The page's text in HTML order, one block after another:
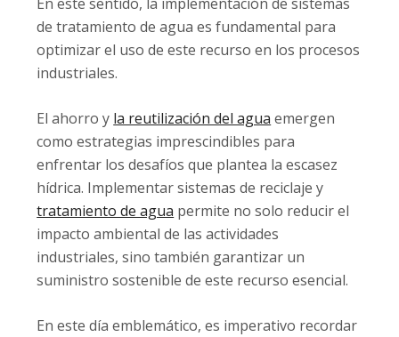
de tratamiento de agua es fundamental para
optimizar el uso de este recurso en los procesos
industriales.
El ahorro y la reutilización del agua emergen
como estrategias imprescindibles para
enfrentar los desafíos que plantea la escasez
hídrica. Implementar sistemas de reciclaje y
tratamiento de agua permite no solo reducir el
impacto ambiental de las actividades
industriales, sino también garantizar un
suministro sostenible de este recurso esencial.
En este día emblemático, es imperativo recordar